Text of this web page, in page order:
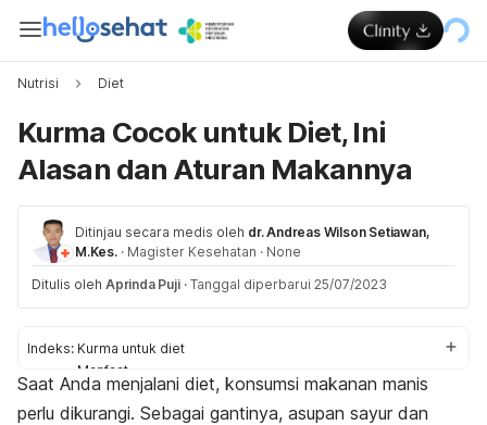
Nutrisi Diet
Kurma Cocok untuk Diet, Ini
Alasan dan Aturan Makannya
Ditinjau secara medis oleh dr. Andreas Wilson Setiawan,
M.Kes. · Magister Kesehatan · None
Ditulis oleh Aprinda Puji · Tanggal diperbarui 25/07/2023
Indeks: Kurma untuk diet
Manfaat
Tips konsumsi
Saat Anda menjalani diet, konsumsi makanan manis
perlu dikurangi. Sebagai gantinya, asupan sayur dan